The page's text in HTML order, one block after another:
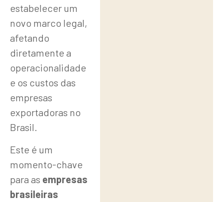
estabelecer um
novo marco legal,
afetando
diretamente a
operacionalidade
e os custos das
empresas
exportadoras no
Brasil.
Este é um
momento-chave
para as empresas
brasileiras